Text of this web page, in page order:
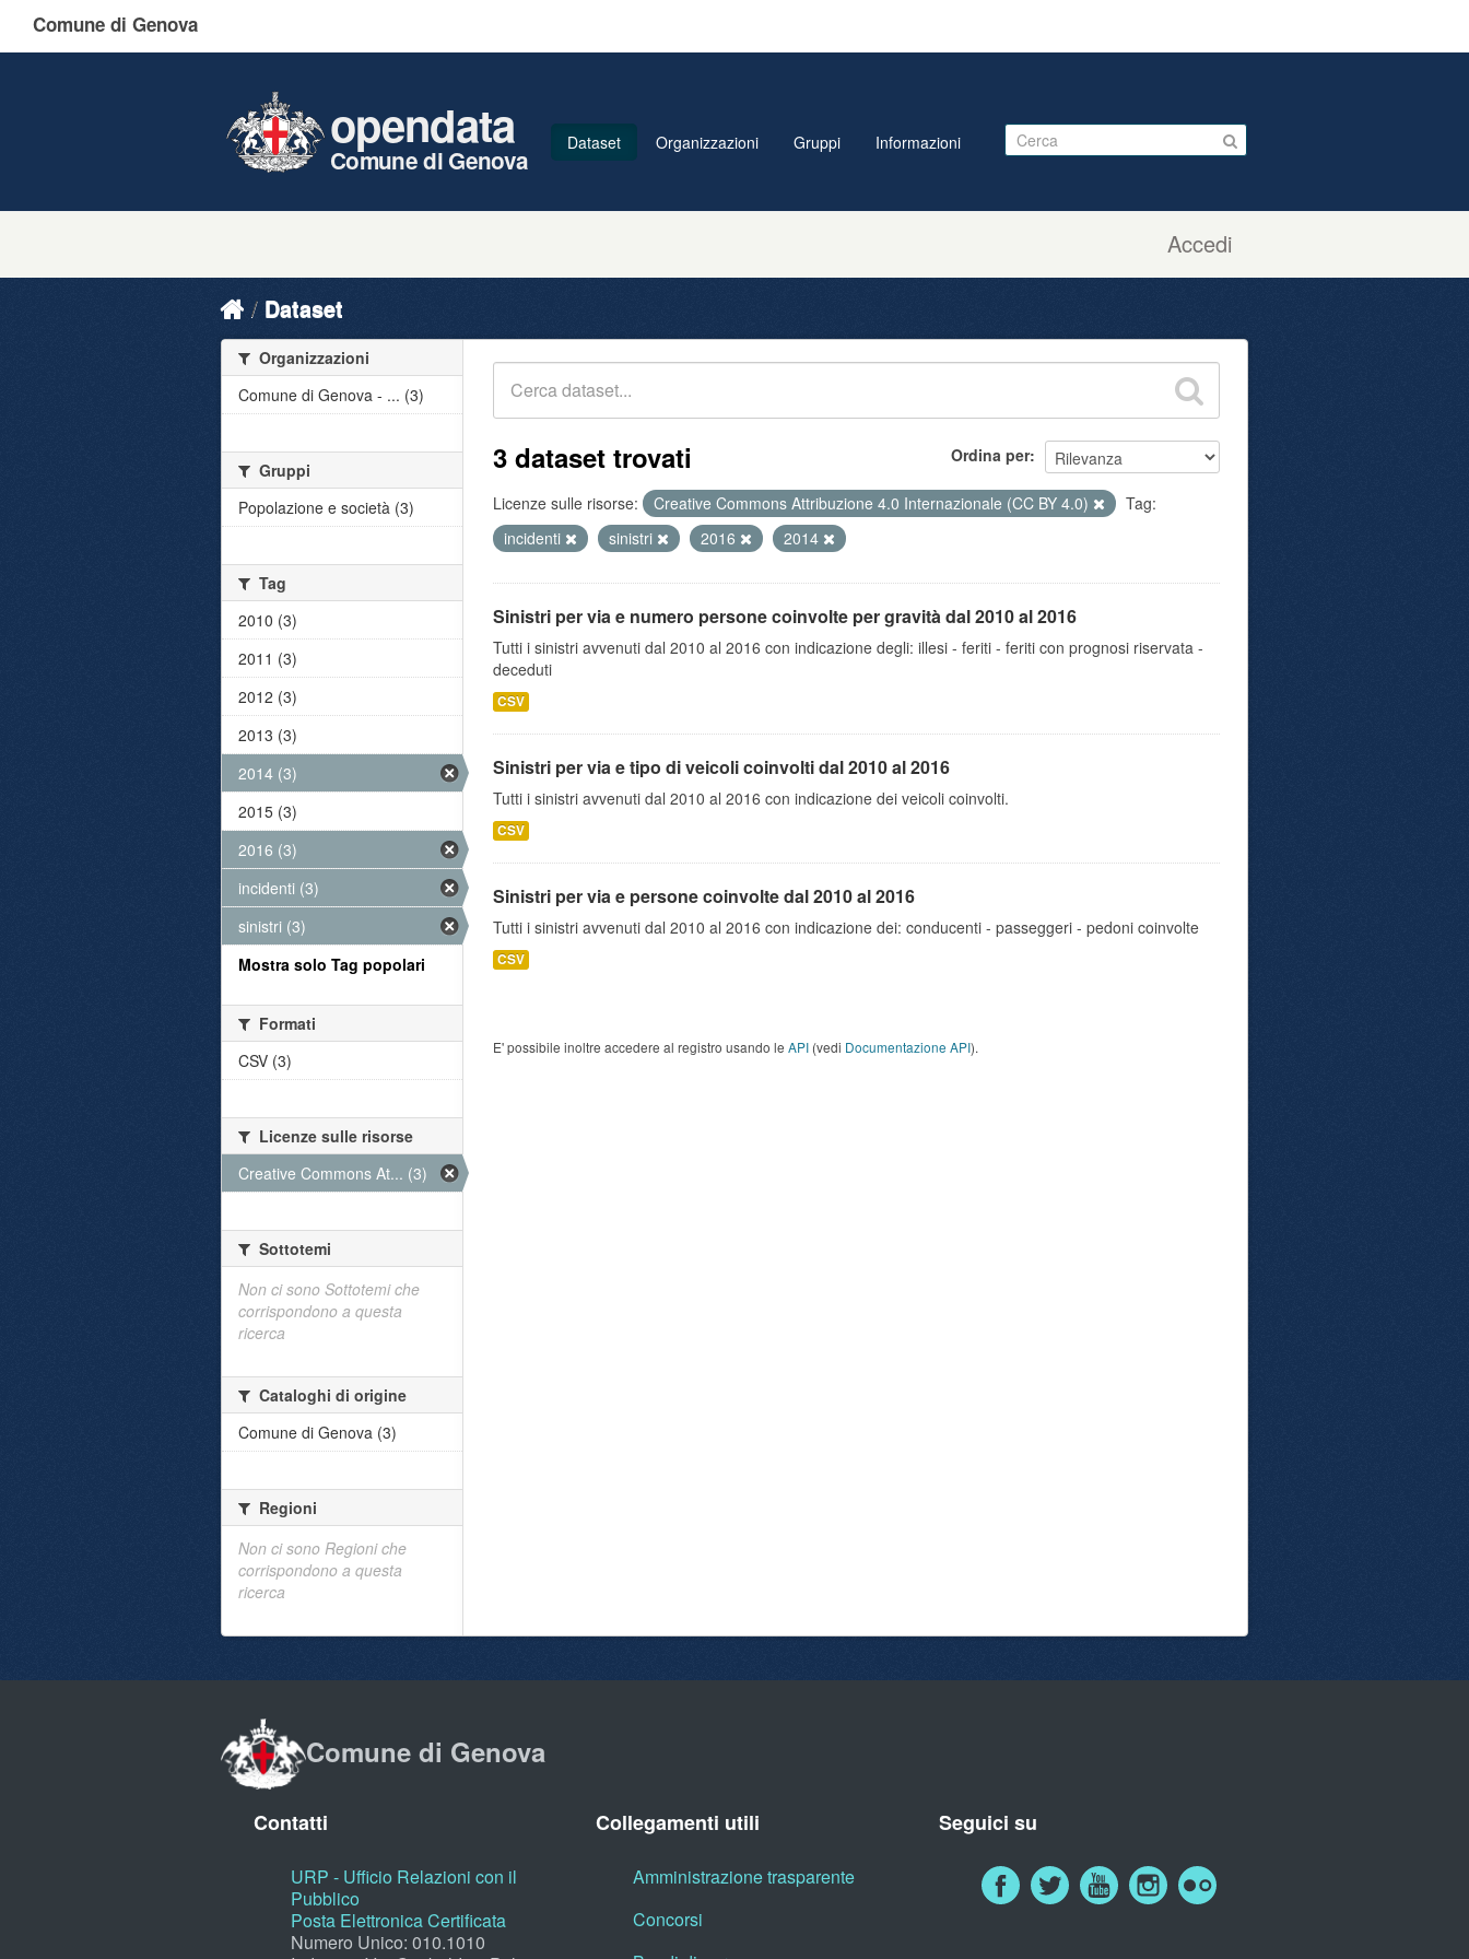
Comune di Genova
Accedi
opendata
Comune di Genova
Dataset Organizzazioni Gruppi Informazioni
Dataset
Ordina per
3 dataset trovati
Licenze sulle risorse: Creative Commons Attribuzione 4.0 Internazionale (CC BY 4.0)
Tag:
incidenti
sinistri 2016 2014
Sinistri per via e numero persone coinvolte per gravità dal 2010 al 2016
Tutti i sinistri avvenuti dal 2010 al 2016 con indicazione degli: illesi - feriti - feriti con prognosi riservata -
deceduti
CSV
Sinistri per via e tipo di veicoli coinvolti dal 2010 al 2016
Tutti i sinistri avvenuti dal 2010 al 2016 con indicazione dei veicoli coinvolti.
CSV
Sinistri per via e persone coinvolte dal 2010 al 2016
Tutti i sinistri avvenuti dal 2010 al 2016 con indicazione dei: conducenti - passeggeri - pedoni coinvolte
CSV
E' possibile inoltre accedere al registro usando le API (vedi Documentazione API).
Organizzazioni
Comune di Genova - ... (3)
Gruppi
Popolazione e società (3)
Tag
2010 (3)
2011 (3)
2012 (3)
2013 (3)
2014 (3)
2015 (3)
2016 (3)
incidenti (3)
sinistri (3)
Mostra solo Tag popolari
Formati
CSV (3)
Licenze sulle risorse
Creative Commons At... (3)
Sottotemi
Non ci sono Sottotemi che
corrispondono a questa
ricerca
Cataloghi di origine
Comune di Genova (3)
Regioni
Non ci sono Regioni che
corrispondono a questa
ricerca
Comune di Genova
Contatti
URP - Ufficio Relazioni con il
Pubblico
Posta Elettronica Certificata
Numero Unico: 010.1010
Collegamenti utili
Amministrazione trasparente
Concorsi
Seguici su